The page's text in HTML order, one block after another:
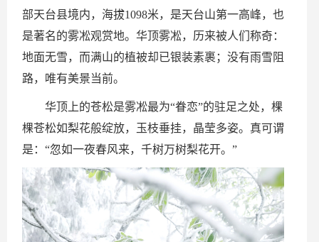
部天台县境内，海拔1098米，是天台山第一高峰，也
是著名的雾凇观赏地。华顶雾凇，历来被人们称奇：
地面无雪，而满山的植被却已银装素裹；没有雨雪阻
路，唯有美景当前。
华顶上的苍松是雾凇最为“眷恋”的驻足之处，棵
棵苍松如梨花般绽放，玉枝垂挂，晶莹多姿。真可谓
是：“忽如一夜春风来，千树万树梨花开。”